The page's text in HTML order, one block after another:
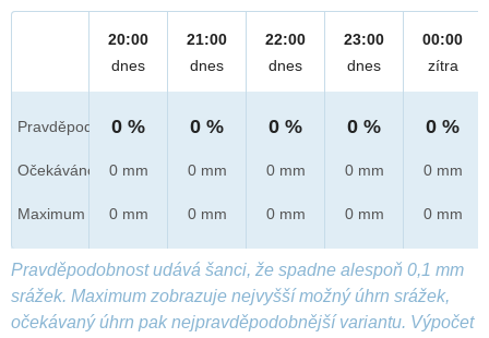
Pravděpod.
Očekáváno
Maximum
20:00
dnes
0 %
0 mm
0 mm
21:00
dnes
0 %
0 mm
0 mm
22:00
dnes
0 %
0 mm
0 mm
23:00
dnes
0 %
0 mm
0 mm
00:00
zítra
0 %
0 mm
0 mm
Pravděpodobnost udává šanci, že spadne alespoň 0,1 mm
srážek. Maximum zobrazuje nejvyšší možný úhrn srážek,
očekávaný úhrn pak nejpravděpodobnější variantu. Výpočet